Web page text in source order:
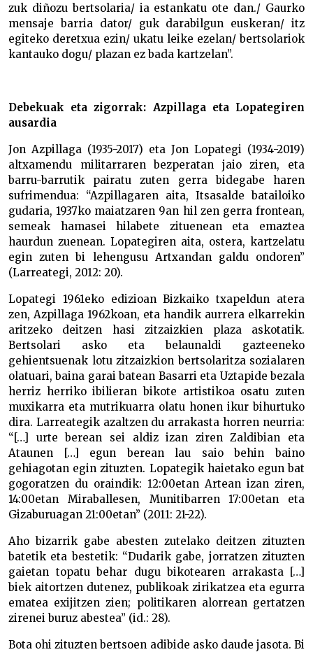
zuk diñozu bertsolaria/ ia estankatu ote dan./ Gaurko
mensaje barria dator/ guk darabilgun euskeran/ itz
egiteko deretxua ezin/ ukatu leike ezelan/ bertsolariok
kantauko dogu/ plazan ez bada kartzelan”.
Debekuak eta zigorrak: Azpillaga eta Lopategiren
ausardia
Jon Azpillaga (1935-2017) eta Jon Lopategi (1934-2019)
altxamendu militarraren bezperatan jaio ziren, eta
barru-barrutik pairatu zuten gerra bidegabe haren
sufrimendua: “Azpillagaren aita, Itsasalde batailoiko
gudaria, 1937ko maiatzaren 9an hil zen gerra frontean,
semeak hamasei hilabete zituenean eta emaztea
haurdun zuenean. Lopategiren aita, ostera, kartzelatu
egin zuten bi lehengusu Artxandan galdu ondoren”
(Larreategi, 2012: 20).
Lopategi 1961eko edizioan Bizkaiko txapeldun atera
zen, Azpillaga 1962koan, eta handik aurrera elkarrekin
aritzeko deitzen hasi zitzaizkien plaza askotatik.
Bertsolari asko eta belaunaldi gazteeneko
gehientsuenak lotu zitzaizkion bertsolaritza sozialaren
olatuari, baina garai batean Basarri eta Uztapide bezala
herriz herriko ibilieran bikote artistikoa osatu zuten
muxikarra eta mutrikuarra olatu honen ikur bihurtuko
dira. Larreategik azaltzen du arrakasta horren neurria:
“[…] urte berean sei aldiz izan ziren Zaldibian eta
Ataunen […] egun berean lau saio behin baino
gehiagotan egin zituzten. Lopategik haietako egun bat
gogoratzen du oraindik: 12:00etan Artean izan ziren,
14:00etan Miraballesen, Munitibarren 17:00etan eta
Gizaburuagan 21:00etan” (2011: 21-22).
Aho bizarrik gabe abesten zutelako deitzen zituzten
batetik eta bestetik: “Dudarik gabe, jorratzen zituzten
gaietan topatu behar dugu bikotearen arrakasta […]
biek aitortzen dutenez, publikoak zirikatzea eta egurra
ematea exijitzen zien; politikaren alorrean gertatzen
zirenei buruz abestea” (id.: 28).
Bota ohi zituzten bertsoen adibide asko daude jasota. Bi